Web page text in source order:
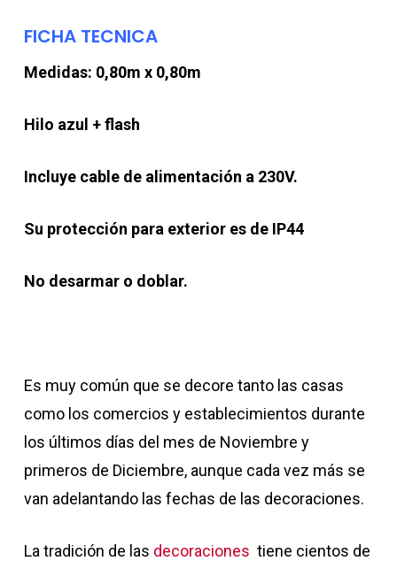
FICHA TECNICA
Medidas: 0,80m x 0,80m
Hilo azul + flash
Incluye cable de alimentación a 230V.
Su protección para exterior es de IP44
No desarmar o doblar.
Es muy común que se decore tanto las casas
como los comercios y establecimientos durante
los últimos días del mes de Noviembre y
primeros de Diciembre, aunque cada vez más se
van adelantando las fechas de las decoraciones.
La tradición de las decoraciones tiene cientos de